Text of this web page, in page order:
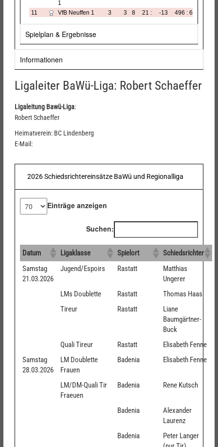
Spielplan & Ergebnisse
Informationen
Ligaleiter BaWü-Liga: Robert Schaeffer
Ligaleitung Bawü-Liga:
Robert Schaeffer
Heimatverein: BC Lindenberg
E-Mail:
2026 Schiedsrichtereinsätze BaWü und Regionalliga
Einträge anzeigen
Suchen:
Datum Ligaklasse Spielort
Schiedsrichter
Samstag
21.03.2026
Jugend/Espoirs Rastatt
Matthias
Ungerer
LMs Doublette
Rastatt
Thomas Haas
Tireur
Rastatt
Liane
Baumgärtner-
Buck
Quali Tireur
Rastatt
Elisabeth Fenne
Samstag
28.03.2026
LM Doublette
Frauen
Badenia Elisabeth Fenne
LM/DM-Quali Tir
Fraeuen
Badenia Rene Kutsch
Badenia
Alexander
Laurenz
Badenia
Peter Langer